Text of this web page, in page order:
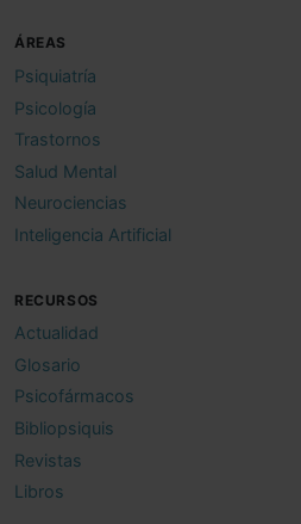
ÁREAS
Psiquiatría
Psicología
Trastornos
Salud Mental
Neurociencias
Inteligencia Artificial
RECURSOS
Actualidad
Glosario
Psicofármacos
Bibliopsiquis
Revistas
Libros